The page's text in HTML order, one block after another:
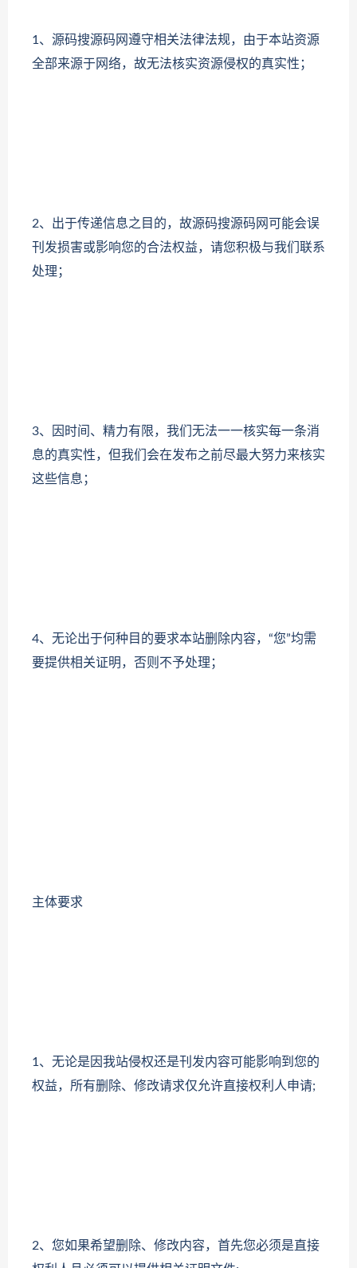
1、源码搜源码网遵守相关法律法规，由于本站资源
全部来源于网络，故无法核实资源侵权的真实性；
2、出于传递信息之目的，故源码搜源码网可能会误
刊发损害或影响您的合法权益，请您积极与我们联系
处理；
3、因时间、精力有限，我们无法一一核实每一条消
息的真实性，但我们会在发布之前尽最大努力来核实
这些信息；
4、无论出于何种目的要求本站删除内容，“您”均需
要提供相关证明，否则不予处理；
主体要求
1、无论是因我站侵权还是刊发内容可能影响到您的
权益，所有删除、修改请求仅允许直接权利人申请;
2、您如果希望删除、修改内容，首先您必须是直接